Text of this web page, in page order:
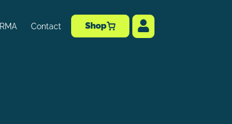
RMA Contact Shop